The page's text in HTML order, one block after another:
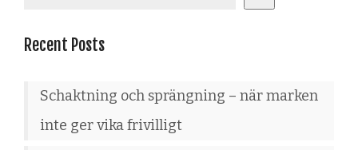
Recent Posts
Schaktning och sprängning – när marken
inte ger vika frivilligt